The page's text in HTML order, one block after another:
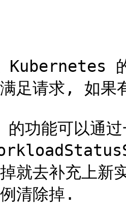
Kubernetes
足请求, 如果
功能可以通过
就去补充上
清除掉.